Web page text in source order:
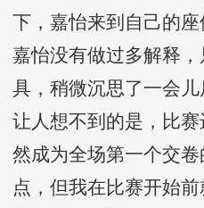
下，嘉怡来到自己的座
嘉怡没有做过多解释
具，稍微沉思了一会儿
让人想不到的是，比
然成为全场第一个交
点，但我在比赛开始